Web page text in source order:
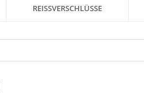
REISSVERSCHLÜSSE